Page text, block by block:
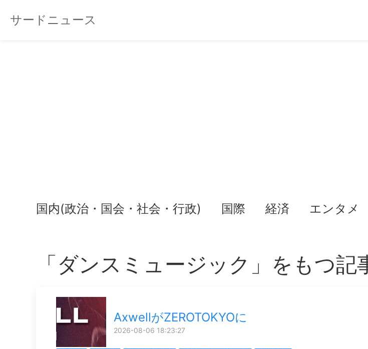
サードニュース
国内(政治・国会・社会・行政) 国際 経済 エンタメ
「ダンスミュージック」をもつ記
AxwellがZEROTOKYOに
2026-08-06 18:23:27